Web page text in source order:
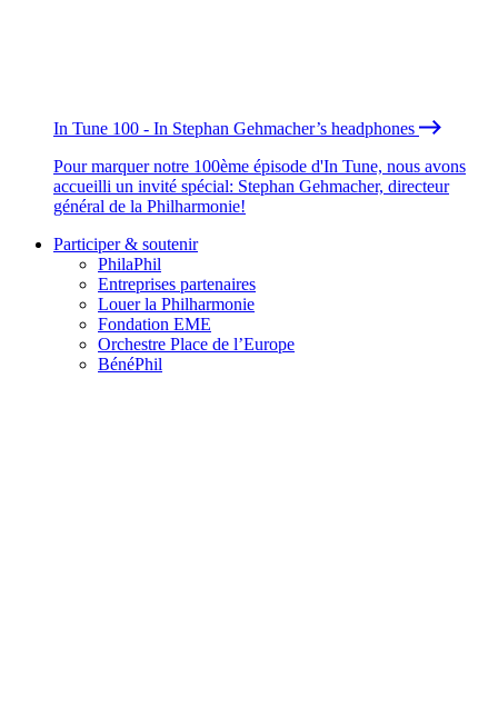
In Tune 100 - In Stephan Gehmacher’s headphones
Pour marquer notre 100ème épisode d'In Tune, nous avons
accueilli un invité spécial: Stephan Gehmacher, directeur
général de la Philharmonie!
Participer & soutenir
PhilaPhil
Entreprises partenaires
Louer la Philharmonie
Fondation EME
Orchestre Place de l’Europe
BénéPhil